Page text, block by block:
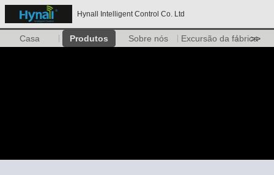
Hynall Intelligent Control Co. Ltd
Casa Produtos Sobre nós Excursão da fábrica
>>